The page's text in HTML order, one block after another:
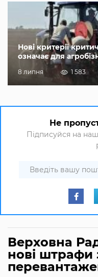
Нові критерії
означає для
8 липня 1 583
Не
Підписуйся на
Верховна
нові штрафи